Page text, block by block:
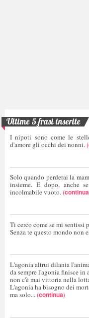
Ultime 5 frasi inserite
I nipoti sono come le
d'amore gli occhi dei nonni. (
Solo quando perderai la
insieme. E dopo, anche
incolmabile vuoto. (continua
Ti cerco come se mi sentissi
Senza te questo mondo non
L'agonia altrui dilania
da sempre l'agonia finisce in
non c'è mai vittoria nella
L'agonia ha bisogno dei
ma solo... (continua)